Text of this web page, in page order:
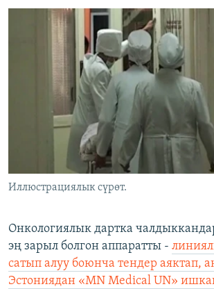
ДАНИСТЕ
ЭЖЕ-СИҢДИЛЕР
ЫҢГАЙСЫЗ СУРООЛОР
Русский
ОНЛАЙН ШЕРИНЕ
ЭЕ/АРнун бардык сайттары
Иллюстрациялык сүрөт.
Онкологиялык дартка
эң зарыл болгон аппаратты -
сатып алуу боюнча тендер аяктап,
Эстониядан «​MN Medical UN»​